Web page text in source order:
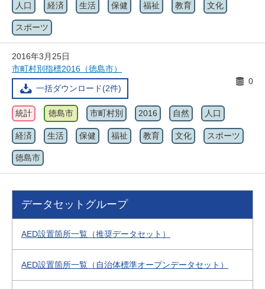
人口 経済 生活 保健 福祉 教育 文化
スポーツ
2016年3月25日
市町村別指標2016（徳島市）
一括ダウンロード(2件)
0
統計 徳島市 市町村別 2016 自然 人口
経済 生活 保健 福祉 教育 文化 スポーツ
徳島市
データセットグループ
AED設置箇所一覧（推奨データセット）
AED設置箇所一覧（自治体標準オープンデータセット）